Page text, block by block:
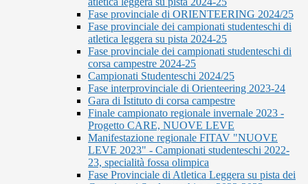
Fase provinciale di ORIENTEERING 2024/25
Fase provinciale dei campionati studenteschi di
atletica leggera su pista 2024-25
Fase provinciale dei campionati studenteschi di
corsa campestre 2024-25
Campionati Studenteschi 2024/25
Fase interprovinciale di Orienteering 2023-24
Gara di Istituto di corsa campestre
Finale campionato regionale invernale 2023 -
Progetto CARE, NUOVE LEVE
Manifestazione regionale FITAV "NUOVE
LEVE 2023" - Campionati studenteschi 2022-
23, specialità fossa olimpica
Fase Provinciale di Atletica Leggera su pista dei